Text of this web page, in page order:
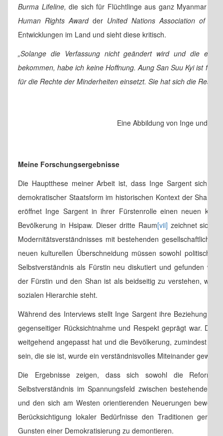
Burma Lifeline, die sich für Flüchtlinge aus ganz Myanmar
Human Rights Award der United Nations Association of
Entwicklungen im Land und sieht diese kritisch.
„Solange die Verfassung nicht geändert wird und die
bekommen, habe ich keine Hoffnung. Aung San Suu Kyi ist für
für die Rechte der Minderheiten einsetzt. Sie hat sich die
Eine Abbildung von Inge und
Meine Forschungsergebnisse
Die Hauptthese meiner Arbeit ist, dass Inge Sargent sich
demokratischer Staatsform im historischen Kontext der Shan-
eröffnet Inge Sargent in ihrer Fürstenrolle einen neuen
Bevölkerung in Hsipaw. Dieser dritte Raum[vii] zeichnet sich
Modernitätsverständnisses mit bestehenden
neuen kulturellen Überschneidung müssen sowohl politische
Selbstverständnis als Fürstin neu diskutiert und gefunden
der Fürstin und den Shan ist als beidseitig zu verstehen,
sozialen Hierarchie steht.
Während des Interviews stellt Inge Sargent ihre Beziehung
gegenseitiger Rücksichtnahme und Respekt geprägt war. Da
weitgehend angepasst hat und die Bevölkerung, zumindest
sein, die sie ist, wurde ein verständnisvolles Miteinander
Die Ergebnisse zeigen, dass sich sowohl die
Selbstverständnis im Spannungsfeld zwischen bestehenden
und den sich am Westen orientierenden Neuerungen
Berücksichtigung lokaler Bedürfnisse den Traditionen
Gunsten einer Demokratisierung zu demontieren.